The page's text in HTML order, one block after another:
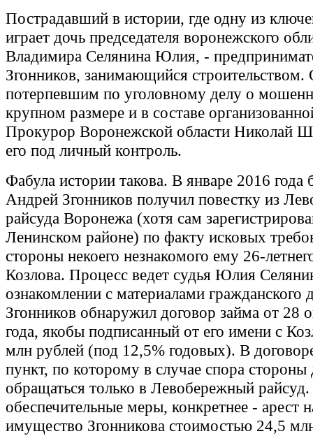
Пострадавший в истории, где одну из
играет дочь председателя воронежского
Владимира Селянина Юлия, -
Згонников, занимающийся строительством.
потерпевшим по уголовному делу о
крупном размере и в составе
Прокурор Воронежской области Николай
его под личный контроль.
Фабула истории такова. В январе 2016 года
Андрей Згонников получил повестку из
райсуда Воронежа (хотя сам
Ленинском районе) по факту исковых
стороны некоего незнакомого ему 26-
Козлова. Процесс ведет судья Юлия
ознакомлении с материалами гражданского
Згонников обнаружил договор займа от 28
года, якобы подписанный от его имени с
млн рублей (под 12,5% годовых). В
пункт, по которому в случае спора
обращаться только в Левобережный
обеспечительные меры, конкретнее - арест
имущество Згонникова стоимостью 24,5